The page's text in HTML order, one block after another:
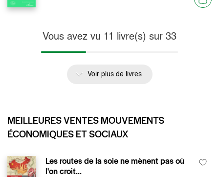
Vous avez vu 11 livre(s) sur 33
Voir plus de livres
MEILLEURES VENTES MOUVEMENTS
ÉCONOMIQUES ET SOCIAUX
Les routes de la soie ne mènent pas où
l'on croit...